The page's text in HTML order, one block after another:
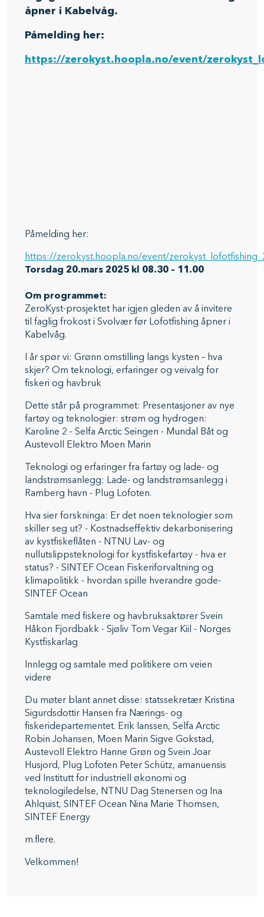
åpner i Kabelvåg.
Påmelding her:
https://zerokyst.hoopla.no/event/
Påmelding her:
https://zerokyst.hoopla.no/event/
Torsdag 20.mars 2025 kl 08.30 – 11.00
Om programmet:
ZeroKyst-prosjektet har igjen gleden av å invitere
til faglig frokost i Svolvær før Lofotfishing åpner i
Kabelvåg.
I år spør vi: Grønn omstilling langs kysten – hva
skjer? Om teknologi, erfaringer og veivalg for
fiskeri og havbruk
Dette står på programmet: Presentasjoner av nye
fartøy og teknologier: strøm og hydrogen:
Karoline 2 - Selfa Arctic Seingen - Mundal Båt og
Austevoll Elektro Moen Marin
Teknologi og erfaringer fra fartøy og lade- og
landstrømsanlegg: Lade- og landstrømsanlegg i
Ramberg havn - Plug Lofoten.
Hva sier forskninga: Er det noen teknologier som
skiller seg ut? - Kostnadseffektiv dekarbonisering
av kystfiskeflåten - NTNU Lav- og
nullutslippsteknologi for kystfiskefartøy - hva er
status? - SINTEF Ocean Fiskeriforvaltning og
klimapolitikk - hvordan spille hverandre gode-
SINTEF Ocean
Samtale med fiskere og havbruksaktører Svein
Håkon Fjordbakk - Sjøliv Tom Vegar Kiil - Norges
Kystfiskarlag
Innlegg og samtale med politikere om veien
videre
Du møter blant annet disse: statssekretær Kristina
Sigurdsdottir Hansen fra Nærings- og
fiskeridepartementet. Erik Ianssen, Selfa Arctic
Robin Johansen, Moen Marin Sigve Gokstad,
Austevoll Elektro Hanne Grøn og Svein Joar
Husjord, Plug Lofoten Peter Schütz, amanuensis
ved Institutt for industriell økonomi og
teknologiledelse, NTNU Dag Stenersen og Ina
Ahlquist, SINTEF Ocean Nina Marie Thomsen,
SINTEF Energy
m.flere.
Velkommen!